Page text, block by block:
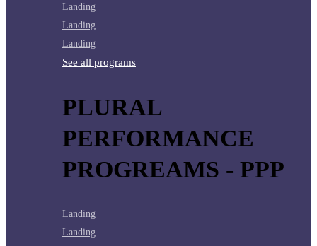
Landing
Landing
Landing
See all programs
PLURAL
PERFORMANCE
PROGREAMS - PPP
Landing
Landing